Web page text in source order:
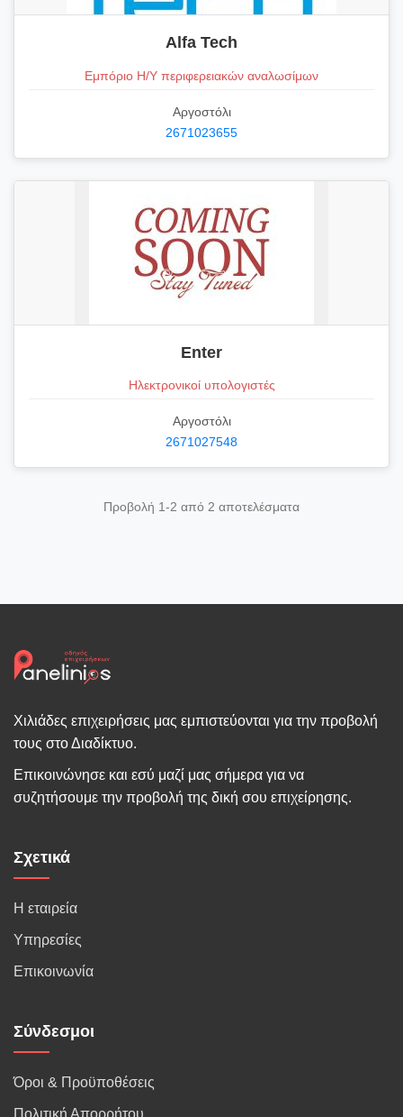
Alfa Tech
Εμπόριο Η/Υ περιφερειακών αναλωσίμων
Αργοστόλι
2671023655
Enter
Ηλεκτρονικοί υπολογιστές
Αργοστόλι
2671027548
Προβολή 1-2 από 2 αποτελέσματα
Χιλιάδες επιχειρήσεις μας εμπιστεύονται για την προβολή
τους στο Διαδίκτυο.
Επικοινώνησε και εσύ μαζί μας σήμερα για να
συζητήσουμε την προβολή της δική σου επιχείρησης.
Σχετικά
Η εταιρεία
Υπηρεσίες
Επικοινωνία
Σύνδεσμοι
Όροι & Προϋποθέσεις